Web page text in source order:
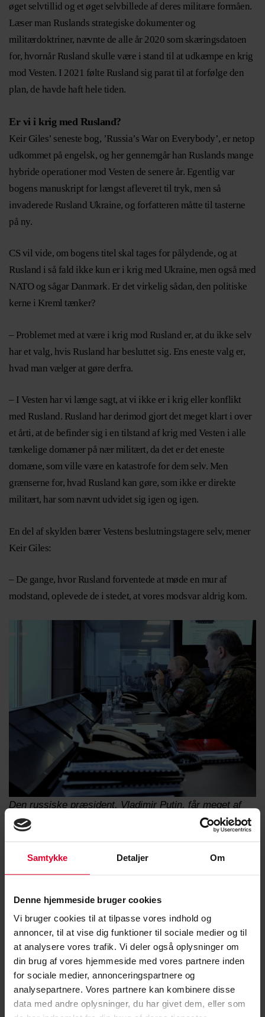
Samtykke Detaljer Om
Denne hjemmeside bruger cookies
Vi bruger cookies til at tilpasse vores indhold og
annoncer, til at vise dig funktioner til sociale medier og til
at analysere vores trafik. Vi deler også oplysninger om
din brug af vores hjemmeside med vores partnere inden
for sociale medier, annonceringspartnere og
analysepartnere. Vores partnere kan kombinere disse
data med andre oplysninger, du har givet dem, eller som
øget selvtillid og et øget selvbillede af deres militære formåen.
Læser man Ruslands strategiske dokumenter og
militærdoktriner, nævnte de alle år 2020 som skæringsdatoen
for, hvornår Rusland skulle være i stand til at udkæmpe en krig
mod Vesten. I 2021 følte Rusland sig parat til at forfølge den
plan, de havde haft hele tiden.
Er vi i krig med Rusland?
Keir Giles’ seneste bog, ’Russia’s War on Everybody’, er netop
udkommet på engelsk, og her gennemgår han Ruslands mange
hybride operationer mod Vesten de senere år. Egentlig var
bogens manuskript for længst afleveret til tryk, men så
invaderede Rusland Ukraine, og forfatteren måtte til tasterne
på ny.
CS vil vide, om bogens titel skal tages for pålydende, og at
Rusland i så fald ikke kun er i krig med Ukraine, men også med
NATO og sågar Danmark. Er det virkelig sådan, den politiske
kerne i Kreml tænker?
– Problemet med at være i krig mod Rusland er, at du ikke selv
har et valg, hvis Rusland har besluttet sig. Ens eneste valg er,
hvad man vælger at gøre derfra.
– I Vesten har vi længe sagt, at vi ikke er i krig eller konflikt
med Rusland. Rusland har derimod gjort det meget klart i over
et årti, at de befinder sig i en tilstand af krig med Vesten i alle
tænkelige domæner på nær militært, da det er det eneste
domæne, som ville være en katastrofe for dem selv. Men
grænserne for, hvad Rusland kan gøre, som ikke er direkte
militært, har som nævnt udvidet sig igen og igen.
En del af skylden bærer Vestens beslutningstagere selv, mener
Keir Giles:
– De gange, hvor Rusland forventede at møde en mur af
modstand, oplevede de i stedet, at vores modsvar aldrig kom.
Den russiske præsident, Vladimir Putin, får meget af
mediernes opmærksomhed, men ifølge Keir Giles
men selve det russiske verdenssyn og selvbillede som
Vesten har undgået ubekvem sandhed
Vesten bør stille sig selv det spørgsmål, hvorfor vi ikke har
forberedt os i tide, mener Keir Giles. Man kunne følge
moderniseringen af det russiske militær, annekteringen af
territorier i Georgien og Ukraine, giftforsøget i Salisbury og et
hav af andre fjendtlige og fordækte operationer, der
kulminerede med invasionen af Ukraine sidste år. Hvorfor